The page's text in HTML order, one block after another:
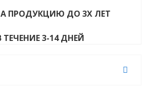
ПРОДУКЦИЮ ДО 3Х ЛЕТ
3-14 ДНЕЙ